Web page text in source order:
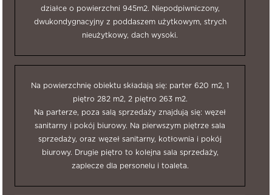
działce o powierzchni 945m2. Niepodpiwniczony,
dwukondygnacyjny z poddaszem użytkowym, strych
nieużytkowy, dach wysoki.
Na powierzchnię obiektu składają się: parter 620 m2, 1
piętro 282 m2, 2 piętro 263 m2.
Na parterze, poza salą sprzedaży znajdują się: węzeł
sanitarny i pokój biurowy. Na pierwszym piętrze sala
sprzedaży, oraz węzeł sanitarny, kotłownia i pokój
biurowy. Drugie piętro to kolejna sala sprzedaży,
zaplecze dla personelu i toaleta.